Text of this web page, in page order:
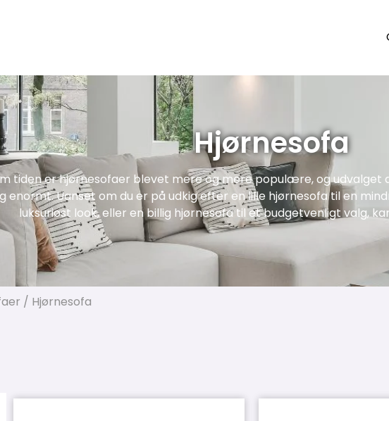
Hjørnesofa
tiden er hjørnesofaer blevet mere og mere populære, og udvalget
enormt. Uanset om du er på udkig efter en lille hjørnesofa til en
luksuriøst look, eller en billig hjørnesofa til et budgetvenligt valg,
/ Hjørnesofa